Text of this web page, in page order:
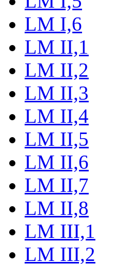
LM I,6
LM II,1
LM II,2
LM II,3
LM II,4
LM II,5
LM II,6
LM II,7
LM II,8
LM III,1
LM III,2